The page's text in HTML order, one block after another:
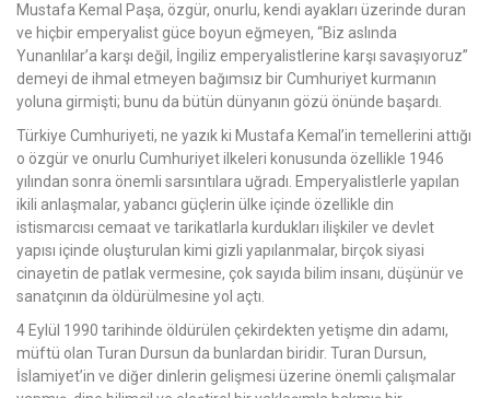
Mustafa Kemal Paşa, özgür, onurlu, kendi ayakları üzerinde duran
ve hiçbir emperyalist güce boyun eğmeyen, “Biz aslında
Yunanlılar’a karşı değil, İngiliz emperyalistlerine karşı savaşıyoruz”
demeyi de ihmal etmeyen bağımsız bir Cumhuriyet kurmanın
yoluna girmişti; bunu da bütün dünyanın gözü önünde başardı.
Türkiye Cumhuriyeti, ne yazık ki Mustafa Kemal’in temellerini attığı
o özgür ve onurlu Cumhuriyet ilkeleri konusunda özellikle 1946
yılından sonra önemli sarsıntılara uğradı. Emperyalistlerle yapılan
ikili anlaşmalar, yabancı güçlerin ülke içinde özellikle din
istismarcısı cemaat ve tarikatlarla kurdukları ilişkiler ve devlet
yapısı içinde oluşturulan kimi gizli yapılanmalar, birçok siyasi
cinayetin de patlak vermesine, çok sayıda bilim insanı, düşünür ve
sanatçının da öldürülmesine yol açtı.
4 Eylül 1990 tarihinde öldürülen çekirdekten yetişme din adamı,
müftü olan Turan Dursun da bunlardan biridir. Turan Dursun,
İslamiyet’in ve diğer dinlerin gelişmesi üzerine önemli çalışmalar